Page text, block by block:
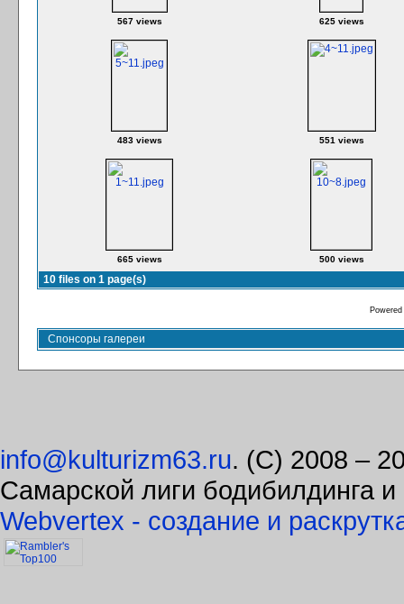
567 views 625 views
483 views 551 views
665 views 500 views
10 files on 1 page(s)
Спонсоры галереи
info@kulturizm63.ru. (C) 2008 –
Самарской лиги бодибилдинга
Webvertex - создание и